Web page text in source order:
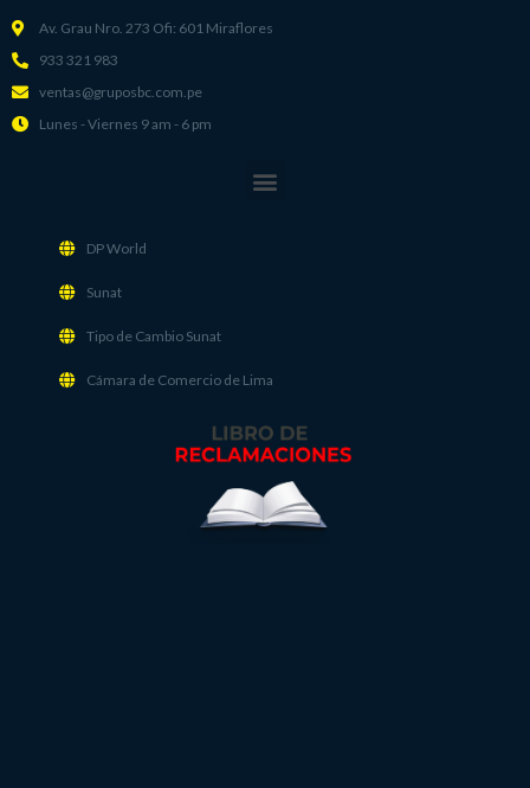
Av. Grau Nro. 273 Ofi: 601 Miraflores
933 321 983
ventas@gruposbc.com.pe
Lunes - Viernes 9 am - 6 pm
Menu
DP World
Sunat
Tipo de Cambio Sunat
Cámara de Comercio de Lima